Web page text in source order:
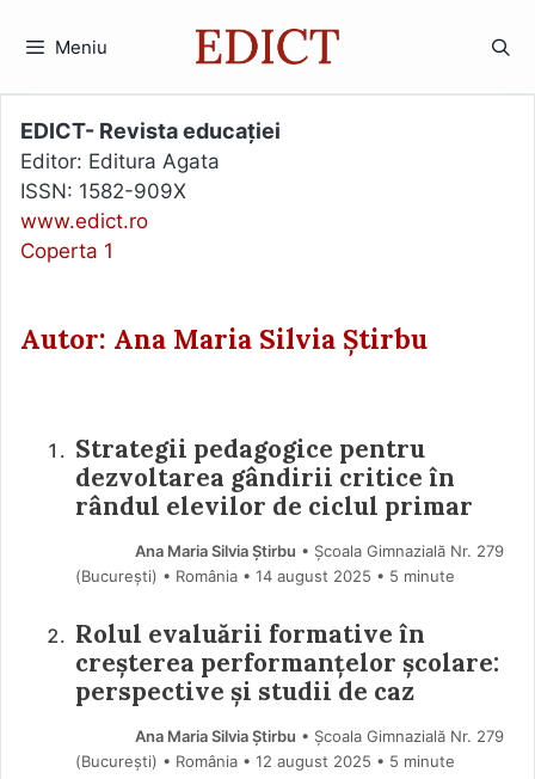
Meniu
EDICT- Revista educației
Editor: Editura Agata
ISSN: 1582-909X
www.edict.ro
Coperta 1
Autor: Ana Maria Silvia Știrbu
Strategii pedagogice pentru
dezvoltarea gândirii critice în
rândul elevilor de ciclul primar
Ana Maria Silvia Știrbu • Școala Gimnazială Nr. 279
(Bucureşti) • România
14 august 2025 • 5 minute
Rolul evaluării formative în
creșterea performanțelor școlare:
perspective și studii de caz
Ana Maria Silvia Știrbu • Școala Gimnazială Nr. 279
(Bucureşti) • România
12 august 2025 • 5 minute